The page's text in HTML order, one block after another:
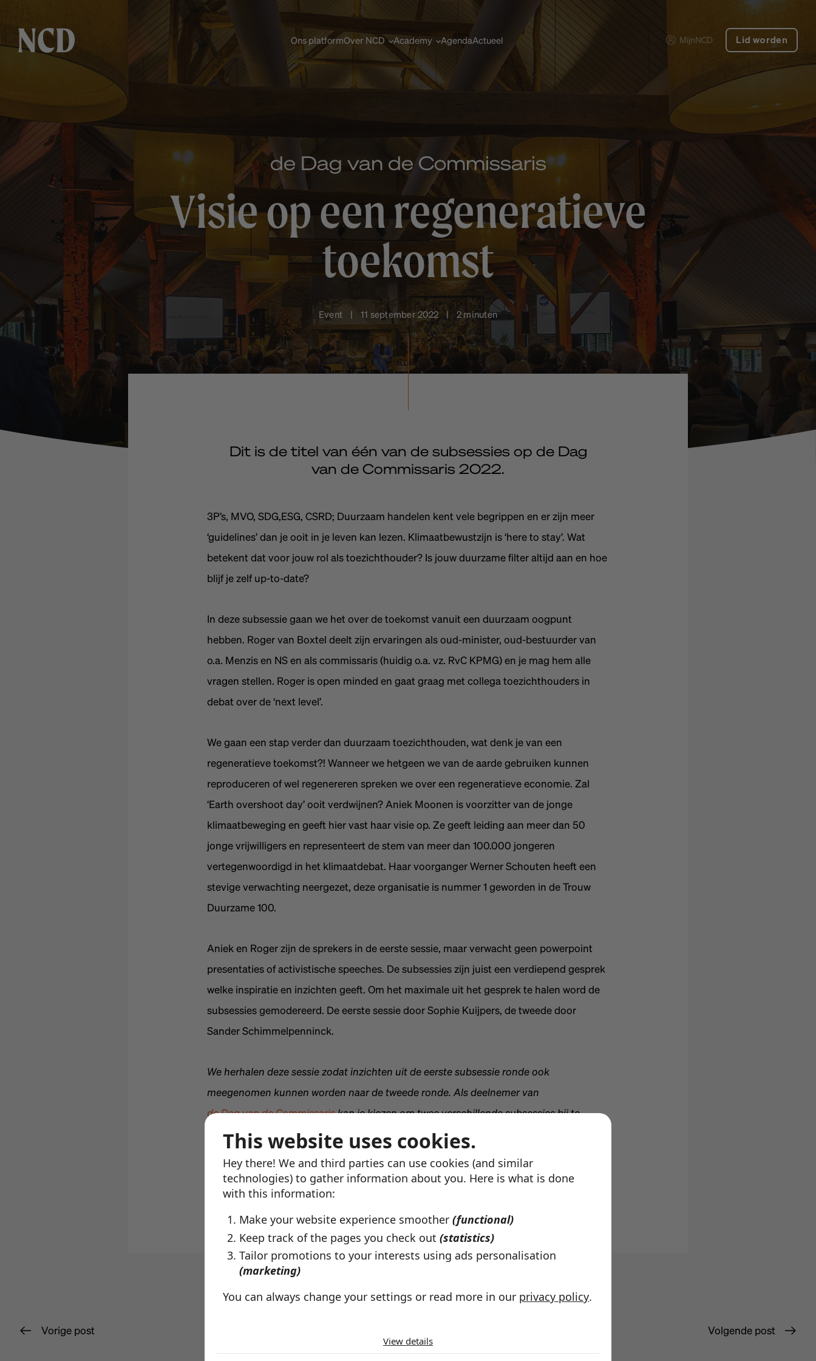
This website uses cookies.
Hey there! We and third parties can use cookies (and similar
technologies) to gather information about you. Here is what is done
with this information:
Make your website experience smoother (functional)
Keep track of the pages you check out (statistics)
Tailor promotions to your interests using ads personalisation
(marketing)
You can always change your settings or read more in our privacy policy.
View details
Ons platformOver NCD Academy AgendaActueel MijnNCD Lid worden
de Dag van de Commissaris
Visie op een regeneratieve
toekomst
Event | 11 september 2022 | 2 minuten
Dit is de titel van één van de subsessies op de Dag
van de Commissaris 2022.
3P’s, MVO, SDG,ESG, CSRD; Duurzaam handelen kent vele begrippen en er zijn meer
‘guidelines’ dan je ooit in je leven kan lezen. Klimaatbewustzijn is ‘here to stay’. Wat
betekent dat voor jouw rol als toezichthouder? Is jouw duurzame filter altijd aan en hoe
blijf je zelf up-to-date?
In deze subsessie gaan we het over de toekomst vanuit een duurzaam oogpunt
hebben. Roger van Boxtel deelt zijn ervaringen als oud-minister, oud-bestuurder van
o.a. Menzis en NS en als commissaris (huidig o.a. vz. RvC KPMG) en je mag hem alle
vragen stellen. Roger is open minded en gaat graag met collega toezichthouders in
debat over de ‘next level’.
We gaan een stap verder dan duurzaam toezichthouden, wat denk je van een
regeneratieve toekomst?! Wanneer we hetgeen we van de aarde gebruiken kunnen
reproduceren of wel regenereren spreken we over een regeneratieve economie. Zal
‘Earth overshoot day’ ooit verdwijnen? Aniek Moonen is voorzitter van de jonge
klimaatbeweging en geeft hier vast haar visie op. Ze geeft leiding aan meer dan 50
jonge vrijwilligers en representeert de stem van meer dan 100.000 jongeren
vertegenwoordigd in het klimaatdebat. Haar voorganger Werner Schouten heeft een
stevige verwachting neergezet, deze organisatie is nummer 1 geworden in de Trouw
Duurzame 100.
Aniek en Roger zijn de sprekers in de eerste sessie, maar verwacht geen powerpoint
presentaties of activistische speeches. De subsessies zijn juist een verdiepend gesprek
welke inspiratie en inzichten geeft. Om het maximale uit het gesprek te halen word de
subsessies gemodereerd. De eerste sessie door Sophie Kuijpers, de tweede door
Sander Schimmelpenninck.
We herhalen deze sessie zodat inzichten uit de eerste subsessie ronde ook
meegenomen kunnen worden naar de tweede ronde. Als deelnemer van
de Dag van de Commissariskan je kiezen om twee verschillende subsessies bij te
wonen of tweemaal hetzelfde onderwerp met daarbij andere collega toezichthouders
Vorige post Volgende post